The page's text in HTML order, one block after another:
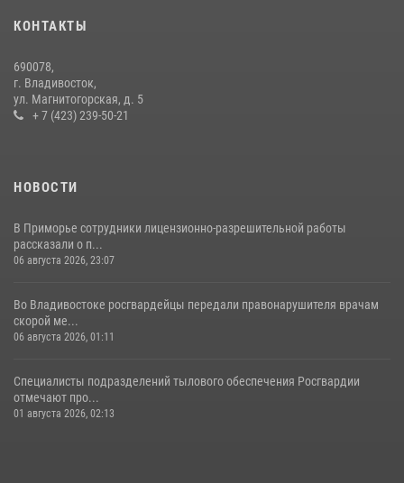
Во Владивостоке росгвардейцы пресекли три попытки хищения в
магазинах
22 июля 2026, 23:38
КОНТАКТЫ
690078,
г. Владивосток,
ул. Магнитогорская, д. 5
+ 7 (423) 239-50-21
НОВОСТИ
В Приморье сотрудники лицензионно-разрешительной работы
рассказали о п...
06 августа 2026, 23:07
Во Владивостоке росгвардейцы передали правонарушителя врачам
скорой ме...
06 августа 2026, 01:11
Специалисты подразделений тылового обеспечения Росгвардии
отмечают про...
01 августа 2026, 02:13